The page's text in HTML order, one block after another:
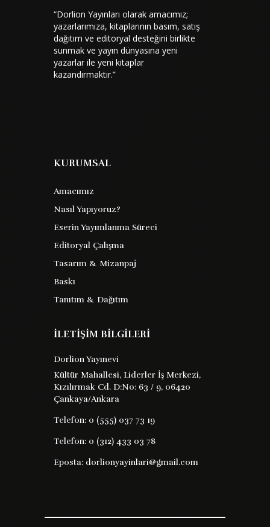
Öfke ve huzura dair kısa diyaloglar antik
roma nın ünlü filozofu seneca nın etik
ve insan doğası üzerine yazdığı derin
bir incelemedir bu eser bilge insanın
yaşamda nasıl sağlam ...
“Dorlion Yayınları olarak amacımız;
yazarlarımıza, kitaplarının basım, satış
dağıtım ve editoryal desteğini birlikte
sunmak ve yayın dünyasına yeni
yazarlar ile yeni kitaplar
kazandırmaktır.”
KURUMSAL
Amacımız
Nasıl Yapıyoruz?
Eserin Yayımlanma Süreci
Editoryal Çalışma
Tasarım & Mizanpaj
Baskı
Tanıtım & Dağıtım
İLETİŞİM BİLGİLERİ
Dorlion Yayınevi
Kültür Mahallesi, Liderler İş Merkezi,
Kızılırmak Cd. D:No: 63 / 9, 06420
Çankaya/Ankara
Telefon: 0 (555) 037 73 19
Telefon: 0 (312) 433 03 78
Eposta: dorlionyayinlari@gmail.com